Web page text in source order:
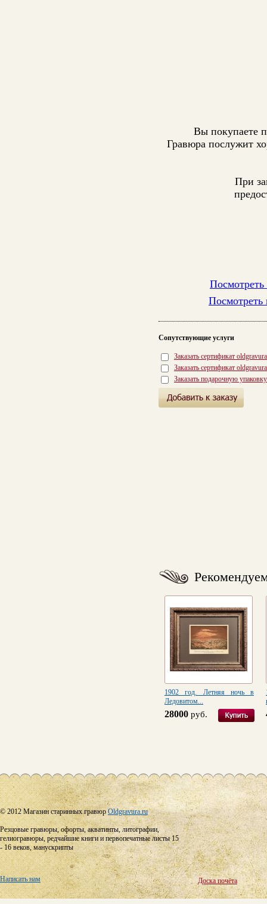
Вы покупаете
Гравюра послужит
При
Сопутствующие услуги
Заказать сертификат
Заказать сертификат
Заказать подарочную
1902 год. Летняя ночь в
Ледовитом...
28000 руб.
© 2012 Магазин старинных гравюрOldgravura.ru
Резцовые гравюры, офорты, акватинты, литографии,
гелиогравюры, редчайшие книги и первопечатные листы 15
- 16 веков, манускрипты
Написать нам Доска почёта